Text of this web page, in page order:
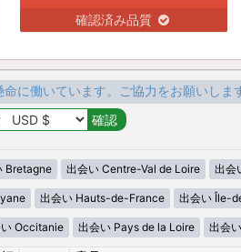
確認済み品質
に働いています。ご協力をお願いしま
Bretagne 出会い Centre-Val de Loire 出会
出会い Hauts-de-France 出会い Île-
Occitanie 出会い Pays de la Loire 出会